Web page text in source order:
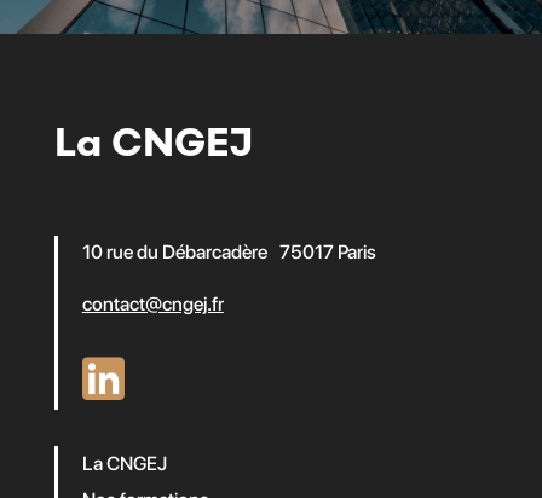
La CNGEJ
10 rue du Débarcadère 75017 Paris
contact@cngej.fr
La CNGEJ